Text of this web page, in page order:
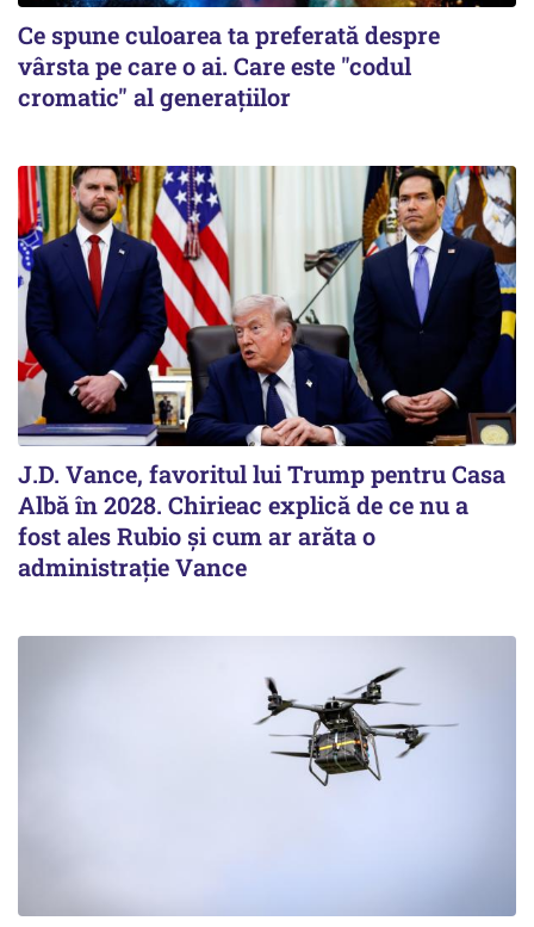
Ce spune culoarea ta preferată despre
vârsta pe care o ai. Care este "codul
cromatic" al generațiilor
J.D. Vance, favoritul lui Trump pentru Casa
Albă în 2028. Chirieac explică de ce nu a
fost ales Rubio și cum ar arăta o
administrație Vance